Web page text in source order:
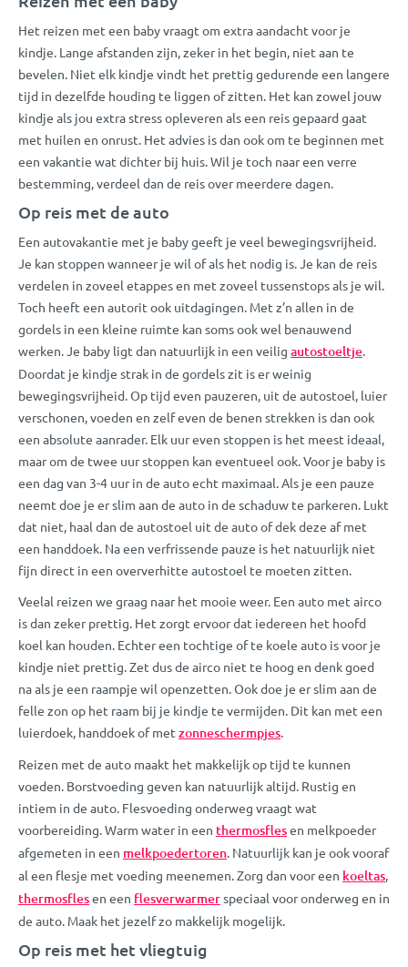
Het reizen met een baby vraagt om extra aandacht voor je
kindje. Lange afstanden zijn, zeker in het begin, niet aan te
bevelen. Niet elk kindje vindt het prettig gedurende een langere
tijd in dezelfde houding te liggen of zitten. Het kan zowel jouw
kindje als jou extra stress opleveren als een reis gepaard gaat
met huilen en onrust. Het advies is dan ook om te beginnen met
een vakantie wat dichter bij huis. Wil je toch naar een verre
bestemming, verdeel dan de reis over meerdere dagen.
Op reis met de auto
Een autovakantie met je baby geeft je veel bewegingsvrijheid.
Je kan stoppen wanneer je wil of als het nodig is. Je kan de reis
verdelen in zoveel etappes en met zoveel tussenstops als je wil.
Toch heeft een autorit ook uitdagingen. Met z’n allen in de
gordels in een kleine ruimte kan soms ook wel benauwend
werken. Je baby ligt dan natuurlijk in een veilig autostoeltje.
Doordat je kindje strak in de gordels zit is er weinig
bewegingsvrijheid. Op tijd even pauzeren, uit de autostoel, luier
verschonen, voeden en zelf even de benen strekken is dan ook
een absolute aanrader. Elk uur even stoppen is het meest ideaal,
maar om de twee uur stoppen kan eventueel ook. Voor je baby is
een dag van 3-4 uur in de auto echt maximaal. Als je een pauze
neemt doe je er slim aan de auto in de schaduw te parkeren. Lukt
dat niet, haal dan de autostoel uit de auto of dek deze af met
een handdoek. Na een verfrissende pauze is het natuurlijk niet
fijn direct in een oververhitte autostoel te moeten zitten.
Veelal reizen we graag naar het mooie weer. Een auto met airco
is dan zeker prettig. Het zorgt ervoor dat iedereen het hoofd
koel kan houden. Echter een tochtige of te koele auto is voor je
kindje niet prettig. Zet dus de airco niet te hoog en denk goed
na als je een raampje wil openzetten. Ook doe je er slim aan de
felle zon op het raam bij je kindje te vermijden. Dit kan met een
luierdoek, handdoek of met zonneschermpjes.
Reizen met de auto maakt het makkelijk op tijd te kunnen
voeden. Borstvoeding geven kan natuurlijk altijd. Rustig en
intiem in de auto. Flesvoeding onderweg vraagt wat
voorbereiding. Warm water in een thermosflesen melkpoeder
afgemeten in een melkpoedertoren. Natuurlijk kan je ook vooraf
al een flesje met voeding meenemen. Zorg dan voor een koeltas,
thermosflesen een flesverwarmerspeciaal voor onderweg en in
de auto. Maak het jezelf zo makkelijk mogelijk.
Op reis met het vliegtuig